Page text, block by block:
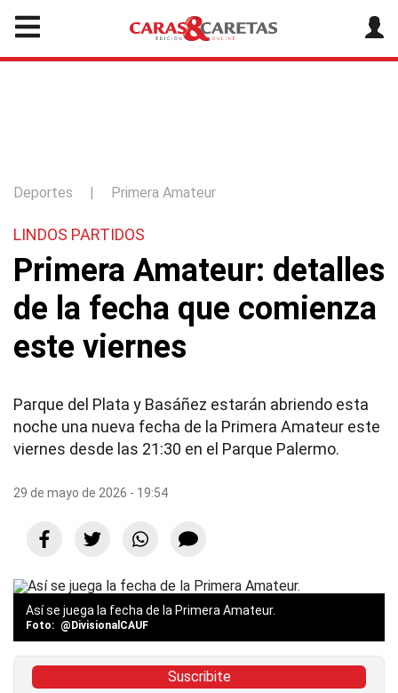
Deportes | Primera Amateur
LINDOS PARTIDOS
Primera Amateur: detalles
de la fecha que comienza
este viernes
Parque del Plata y Basáñez estarán abriendo esta
noche una nueva fecha de la Primera Amateur este
viernes desde las 21:30 en el Parque Palermo.
29 de mayo de 2026 - 19:54
Así se juega la fecha de la Primera Amateur.
@DivisionalCAUF
Suscribite